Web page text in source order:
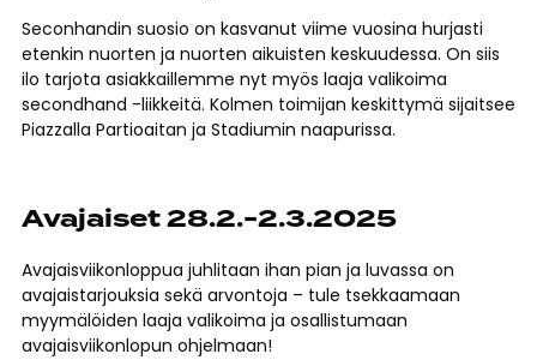
Seconhandin suosio on kasvanut viime vuosina hurjasti
etenkin nuorten ja nuorten aikuisten keskuudessa. On siis
ilo tarjota asiakkaillemme nyt myös laaja valikoima
secondhand -liikkeitä. Kolmen toimijan keskittymä sijaitsee
Piazzalla Partioaitan ja Stadiumin naapurissa.
Avajaiset 28.2.-2.3.2025
Avajaisviikonloppua juhlitaan ihan pian ja luvassa on
avajaistarjouksia sekä arvontoja – tule tsekkaamaan
myymälöiden laaja valikoima ja osallistumaan
avajaisviikonlopun ohjelmaan!